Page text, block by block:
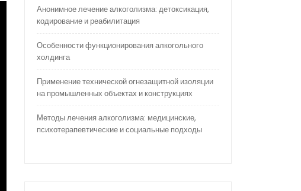
Анонимное лечение алкоголизма: детоксикация,
кодирование и реабилитация
Особенности функционирования алкогольного
холдинга
Применение технической огнезащитной изоляции
на промышленных объектах и конструкциях
Методы лечения алкоголизма: медицинские,
психотерапевтические и социальные подходы